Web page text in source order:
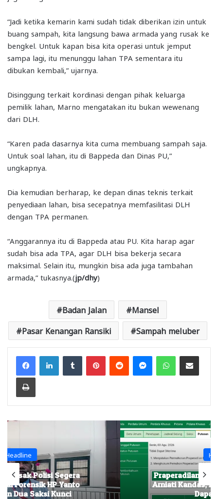
“Jadi ketika kemarin kami sudah tidak diberikan izin untuk
buang sampah, kita langsung bawa armada yang rusak ke
bengkel. Untuk kapan bisa kita operasi untuk jemput
sampa lagi, itu menunggu lahan TPA sementara itu
dibukan kembali,” ujarnya.
Disinggung terkait kordinasi dengan pihak keluarga
pemilik lahan, Marno mengatakan itu bukan wewenang
dari DLH.
“Karen pada dasarnya kita cuma membuang sampah saja.
Untuk soal lahan, itu di Bappeda dan Dinas PU,”
ungkapnya.
Dia kemudian berharap, ke depan dinas teknis terkait
penyediaan lahan, bisa secepatnya memfasilitasi DLH
dengan TPA permanen.
“Anggarannya itu di Bappeda atau PU. Kita harap agar
sudah bisa ada TPA, agar DLH bisa bekerja secara
maksimal. Selain itu, mungkin bisa ada juga tambahan
armada,” tukasnya.(jp/dhy)
Badan Jalan Mansel
Pasar Kenangan Ransiki Sampah meluber
FacebookLinkedInTumblr PinterestReddit MessengerWhatsAppShare via Email
Print
Headline
Praperadilan eks Ketua BKMT PB, Fitri
Arniati Kandas, Hakim Nyatakan ‘Tidak
Dapat Diterima’